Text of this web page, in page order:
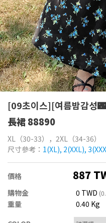
[09초이스][여름밤감성
長裙 88890
XL（30-33），2XL（34-36）
尺寸參考： 1(XL), 2(XXL),
價格 887
購物金 0 TWD
重量
0.40 Kg